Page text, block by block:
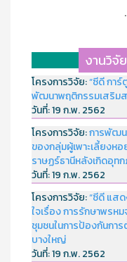
งานวิจั
โครงการวิจัย:“ซีดี การ์
พัฒนาพฤติกรรมเสริม
วันที่:19 ก.พ. 2562
โครงการวิจัย:การพัฒน
ของกลุ่มผู้เพาะเลี้ยงห
ราษฏร์ธานีหลังเกิดอุท
วันที่:19 ก.พ. 2562
โครงการวิจัย:“ซีดี แส
ใจเรื่อง การรักษาพรห
ชุมชนในการป้องกันกา
บางใหญ่
วันที่:19 ก.พ. 2562